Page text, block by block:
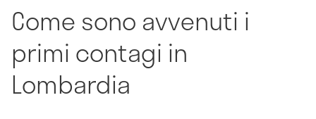
Come sono avvenuti i
primi contagi in
Lombardia